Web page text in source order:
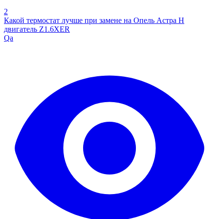
2
Какой термостат лучше при замене на Опель Астра Н
двигатель Z1.6XER
Qa